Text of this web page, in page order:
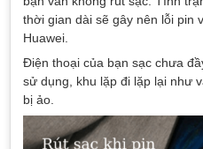
thời gian dài sẽ gây nên lỗi pin
Huawei.
Điện thoại của bạn sạc chưa
sử dụng, khu lặp đi lặp lại như
bị ảo.